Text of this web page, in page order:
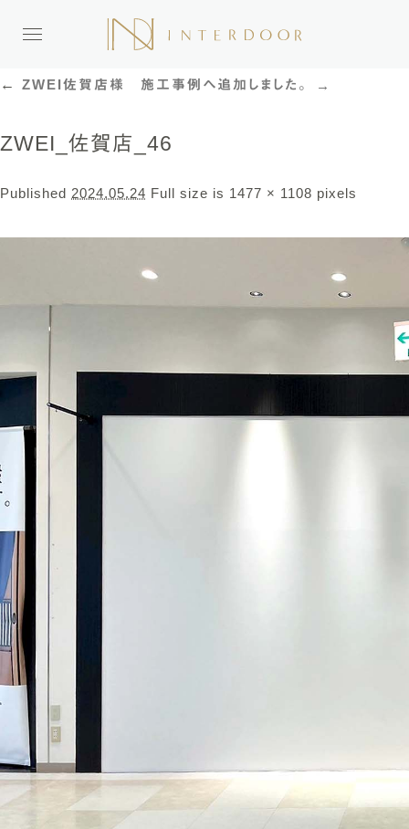
Cli
← ZWEI佐賀店様 施工事例へ追加しました。
ZWEI_佐賀店_46
Published 2024.05.24 Full size is 1477 × 1108 pixels